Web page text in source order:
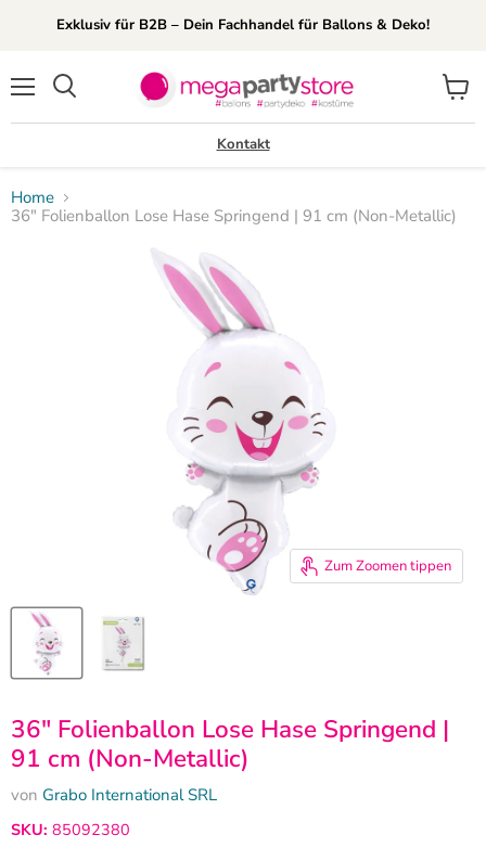
Exklusiv für B2B – Dein Fachhandel für Ballons & Deko!
Kontakt
Home
36" Folienballon Lose Hase Springend | 91 cm (Non-Metallic)
Zum Zoomen tippen
36" Folienballon Lose Hase Springend |
91 cm (Non-Metallic)
von Grabo International SRL
SKU: 85092380